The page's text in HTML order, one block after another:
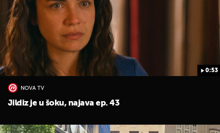
0:53
NOVA TV
Jildiz je u šoku, najava ep. 43